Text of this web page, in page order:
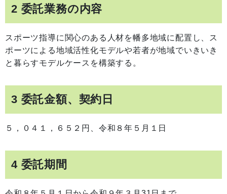
2 委託業務の内容
スポーツ指導に関心のある人材を幡多地域に配置し、ス
ポーツによる地域活性化モデルや若者が地域でいきいき
と暮らすモデルケースを構築する。
3 委託金額、契約日
５，０４１，６５２円、令和８年５月１日
4 委託期間